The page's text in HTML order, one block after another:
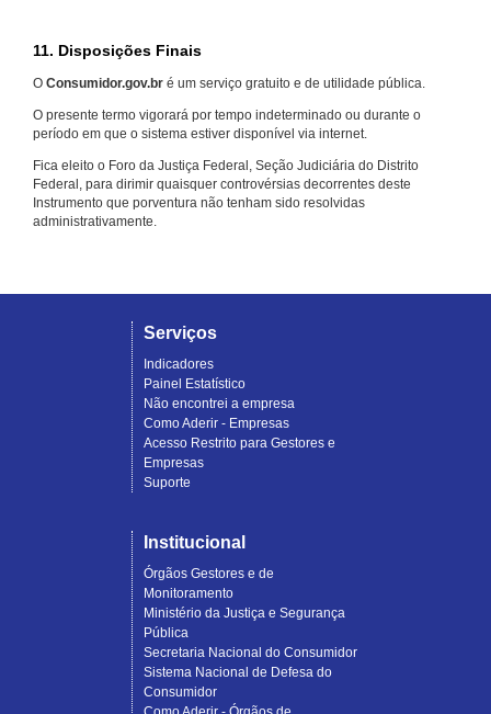
11. Disposições Finais
O Consumidor.gov.br é um serviço gratuito e de utilidade pública.
O presente termo vigorará por tempo indeterminado ou durante o
período em que o sistema estiver disponível via internet.
Fica eleito o Foro da Justiça Federal, Seção Judiciária do Distrito
Federal, para dirimir quaisquer controvérsias decorrentes deste
Instrumento que porventura não tenham sido resolvidas
administrativamente.
Serviços
Indicadores
Painel Estatístico
Não encontrei a empresa
Como Aderir - Empresas
Acesso Restrito para Gestores e
Empresas
Suporte
Institucional
Órgãos Gestores e de
Monitoramento
Ministério da Justiça e Segurança
Pública
Secretaria Nacional do Consumidor
Sistema Nacional de Defesa do
Consumidor